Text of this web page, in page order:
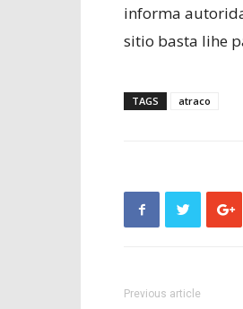
informa
sitio basta lihe
TAGS atraco
Previous article